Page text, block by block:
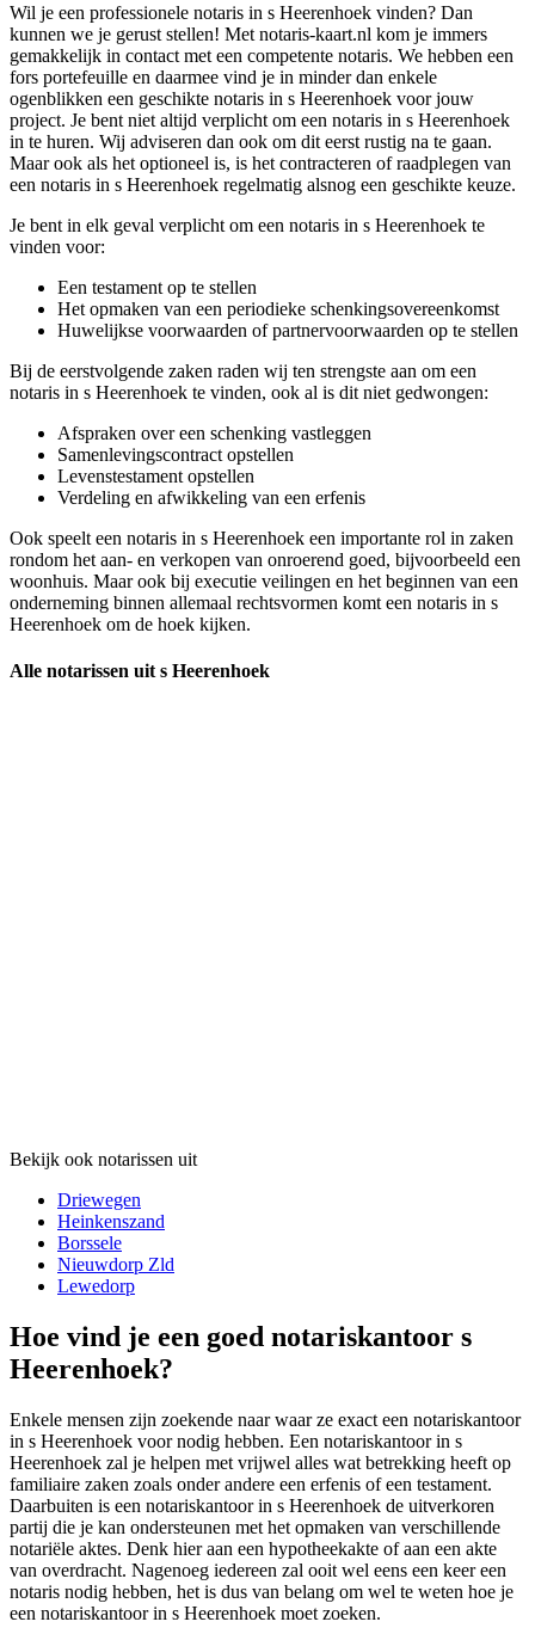
Wil je een professionele notaris in s Heerenhoek vinden? Dan
kunnen we je gerust stellen! Met notaris-kaart.nl kom je immers
gemakkelijk in contact met een competente notaris. We hebben een
fors portefeuille en daarmee vind je in minder dan enkele
ogenblikken een geschikte notaris in s Heerenhoek voor jouw
project. Je bent niet altijd verplicht om een notaris in s Heerenhoek
in te huren. Wij adviseren dan ook om dit eerst rustig na te gaan.
Maar ook als het optioneel is, is het contracteren of raadplegen van
een notaris in s Heerenhoek regelmatig alsnog een geschikte keuze.
Je bent in elk geval verplicht om een notaris in s Heerenhoek te
vinden voor:
Een testament op te stellen
Het opmaken van een periodieke schenkingsovereenkomst
Huwelijkse voorwaarden of partnervoorwaarden op te stellen
Bij de eerstvolgende zaken raden wij ten strengste aan om een
notaris in s Heerenhoek te vinden, ook al is dit niet gedwongen:
Afspraken over een schenking vastleggen
Samenlevingscontract opstellen
Levenstestament opstellen
Verdeling en afwikkeling van een erfenis
Ook speelt een notaris in s Heerenhoek een importante rol in zaken
rondom het aan- en verkopen van onroerend goed, bijvoorbeeld een
woonhuis. Maar ook bij executie veilingen en het beginnen van een
onderneming binnen allemaal rechtsvormen komt een notaris in s
Heerenhoek om de hoek kijken.
Alle notarissen uit s Heerenhoek
Bekijk ook notarissen uit
Driewegen
Heinkenszand
Borssele
Nieuwdorp Zld
Lewedorp
Hoe vind je een goed notariskantoor s
Heerenhoek?
Enkele mensen zijn zoekende naar waar ze exact een notariskantoor
in s Heerenhoek voor nodig hebben. Een notariskantoor in s
Heerenhoek zal je helpen met vrijwel alles wat betrekking heeft op
familiaire zaken zoals onder andere een erfenis of een testament.
Daarbuiten is een notariskantoor in s Heerenhoek de uitverkoren
partij die je kan ondersteunen met het opmaken van verschillende
notariële aktes. Denk hier aan een hypotheekakte of aan een akte
van overdracht. Nagenoeg iedereen zal ooit wel eens een keer een
notaris nodig hebben, het is dus van belang om wel te weten hoe je
een notariskantoor in s Heerenhoek moet zoeken.